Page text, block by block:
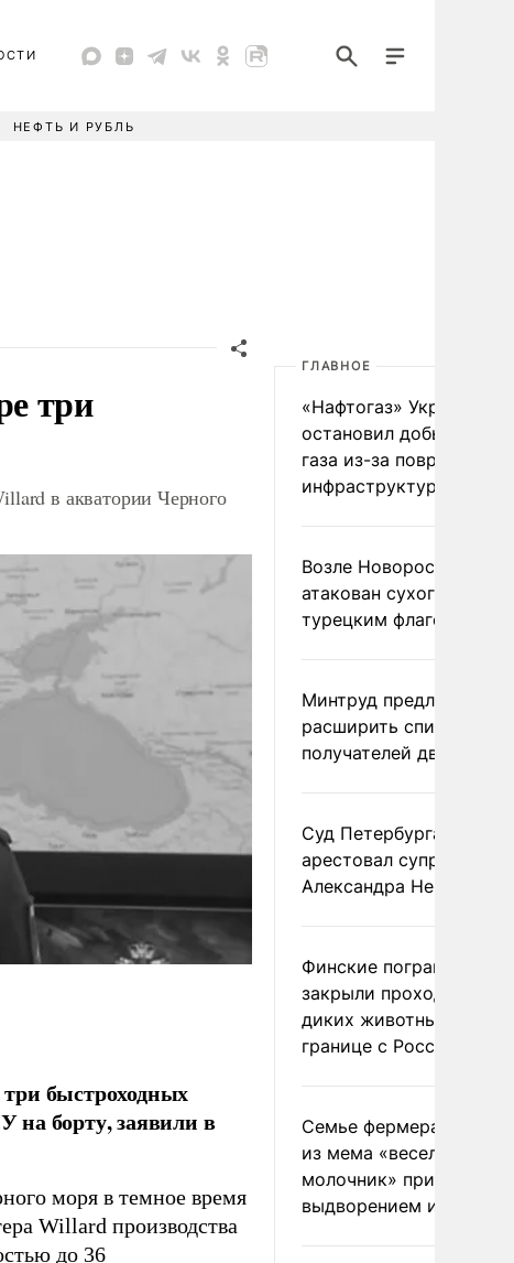
НЕФТЬ И РУБЛЬ
три
в акватории Черного
быстроходных
на борту, заявили в
моря в темное время
Willard производства
до 36
ГЛАВНОЕ
«Нафтогаз» Украины
остановил добычу
газа из-за повреждения
инфраструктуры
Возле Новороссийска
атакован сухогруз под
турецким флагом
Минтруд предложил
расширить список
получателей двух
Суд Петербурга заочно
арестовал супругу
Александра Невзорова
Финские пограничники
закрыли проходы для
диких животных на
границе с Россией
Семье фермера
из мема «веселый
молочник» пригрозили
выдворением из